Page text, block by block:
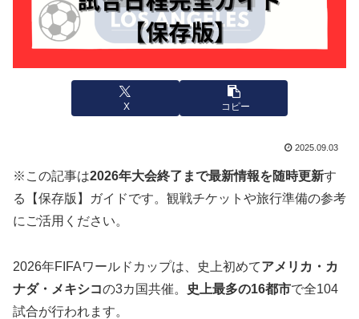
X コピー
2025.09.03
※この記事は2026年大会終了まで最新情報を随時更新す
る【保存版】ガイドです。観戦チケットや旅行準備の参考
にご活用ください。
2026年FIFAワールドカップは、史上初めてアメリカ・カ
ナダ・メキシコの3カ国共催。 史上最多の16都市で全104
試合が行われます。